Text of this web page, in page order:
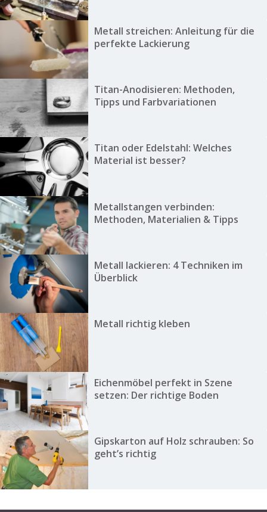
Metall streichen: Anleitung für die
perfekte Lackierung
Titan-Anodisieren: Methoden,
Tipps und Farbvariationen
Titan oder Edelstahl: Welches
Material ist besser?
Metallstangen verbinden:
Methoden, Materialien & Tipps
Metall lackieren: 4 Techniken im
Überblick
Metall richtig kleben
Eichenmöbel perfekt in Szene
setzen: Der richtige Boden
Gipskarton auf Holz schrauben: So
geht’s richtig